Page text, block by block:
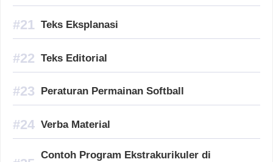
Teks Eksplanasi
Teks Editorial
Peraturan Permainan Softball
Verba Material
Contoh Program Ekstrakurikuler di